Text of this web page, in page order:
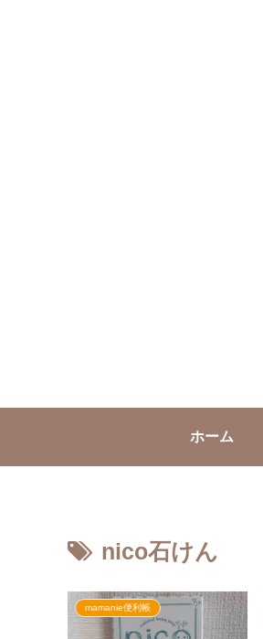
ホーム
nico石けん
mamanie便利帳